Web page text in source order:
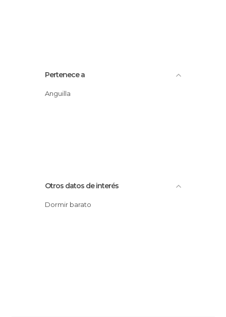
Pertenece a
Anguilla
Otros datos de interés
Dormir barato